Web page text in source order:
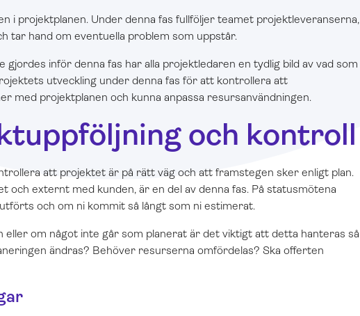
i projektplanen. Under denna fas fullföljer teamet projektleveranserna,
tar hand om eventuella problem som uppstår.
inför denna fas har alla projektledaren en tydlig bild av vad som
utveckling under denna fas för att kontrollera att
med projektplanen och kunna anpassa resursanvändningen.
och kontroll
att projektet är på rätt väg och att framstegen sker enligt plan.
och externt med kunden, är en del av denna fas. På statusmötena
och om ni kommit så långt som ni estimerat.
eller om något inte går som planerat är det viktigt att detta hanteras så
ändras? Behöver resurserna omfördelas? Ska offerten